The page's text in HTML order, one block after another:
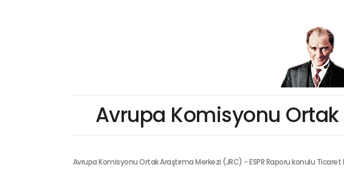
Avrupa Komisyonu Ortak
Avrupa Komisyonu Ortak Araştırma Merkezi (JRC) - ESPR Raporukonulu Ticaret